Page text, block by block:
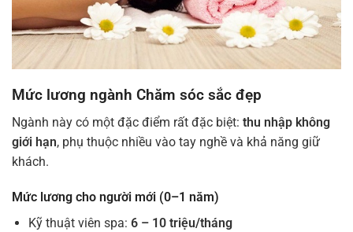
Mức lương ngành Chăm sóc sắc đẹp
Ngành này có một đặc điểm rất đặc biệt: thu nhập không
giới hạn, phụ thuộc nhiều vào tay nghề và khả năng giữ
khách.
Mức lương cho người mới (0–1 năm)
Kỹ thuật viên spa: 6 – 10 triệu/tháng